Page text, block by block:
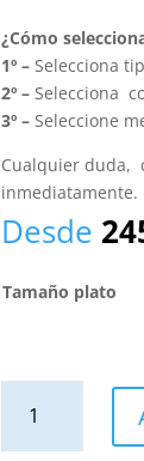
¿Cómo
1º – Selecciona
2º – Selecciona
3º – Seleccione
Cualquier duda,
inmediatamente.
Desde
Tamaño plato
ducha